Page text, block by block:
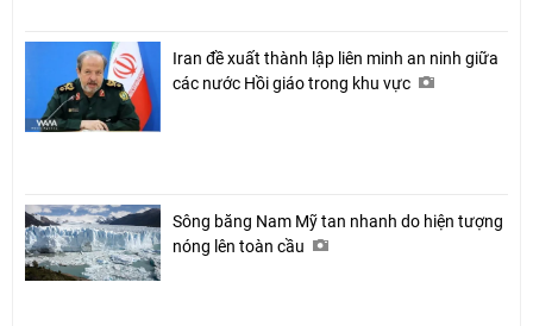
Iran đề xuất thành lập liên minh an ninh giữa
các nước Hồi giáo trong khu vực
Sông băng Nam Mỹ tan nhanh do hiện tượng
nóng lên toàn cầu